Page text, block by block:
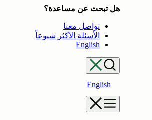
هل تبحث عن مساعدة؟
تواصل معنا
الأسئلة الأكثر شيوعاً
English
English